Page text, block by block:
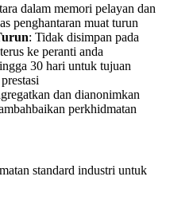
dalam memori pelayan dan
penghantaran muat turun
: Tidak disimpan pada
ke peranti anda
30 hari untuk tujuan
dan dianonimkan
perkhidmatan
standard industri untuk